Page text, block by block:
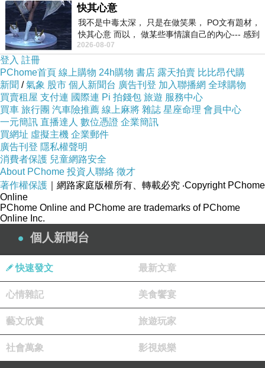
是這些富豪圖一己私利而蓋的高樓，政府能不能從小坪頂
開發得到教訓？當公部門的放縱與財團沒有節制的開發，
就是都市計畫與生態環境的人禍。
上一篇：小朱週記 20251110_Mamdani勝選帶來的公民正義希望
下一篇：小朱週記 20251211_台灣病真正的硬傷
快其心意
我不是中毒太深， 只是在做笑果， PO文有題材，
快其心意 而以， 做某些事情讓自己的內心--- 感到
愉快。
2026-08-07
登入 註冊
PChome首頁 線上購物 24h購物 書店 露天拍賣 比比昂代購
新聞 /氣象 股市 個人新聞台 廣告刊登 加入聯播網 全球購物
買賣租屋 支付連 國際連 Pi 拍錢包 旅遊 服務中心
買車 旅行團 汽車險推薦 線上麻將 雜誌 星座命理 會員中心
一元簡訊 直播達人 數位憑證 企業簡訊
買網址 虛擬主機 企業郵件
廣告刊登 隱私權聲明
消費者保護 兒童網路安全
About PChome 投資人聯絡 徵才
著作權保護 ｜網路家庭版權所有、轉載必究 ‧Copyright PChome
Online
PChome Online and PChome are trademarks of PChome
Online Inc.
個人新聞台
快速發文 最新文章
心情雜記 美食饗宴
藝文欣賞 旅遊玩家
社會萬象 影視娛樂